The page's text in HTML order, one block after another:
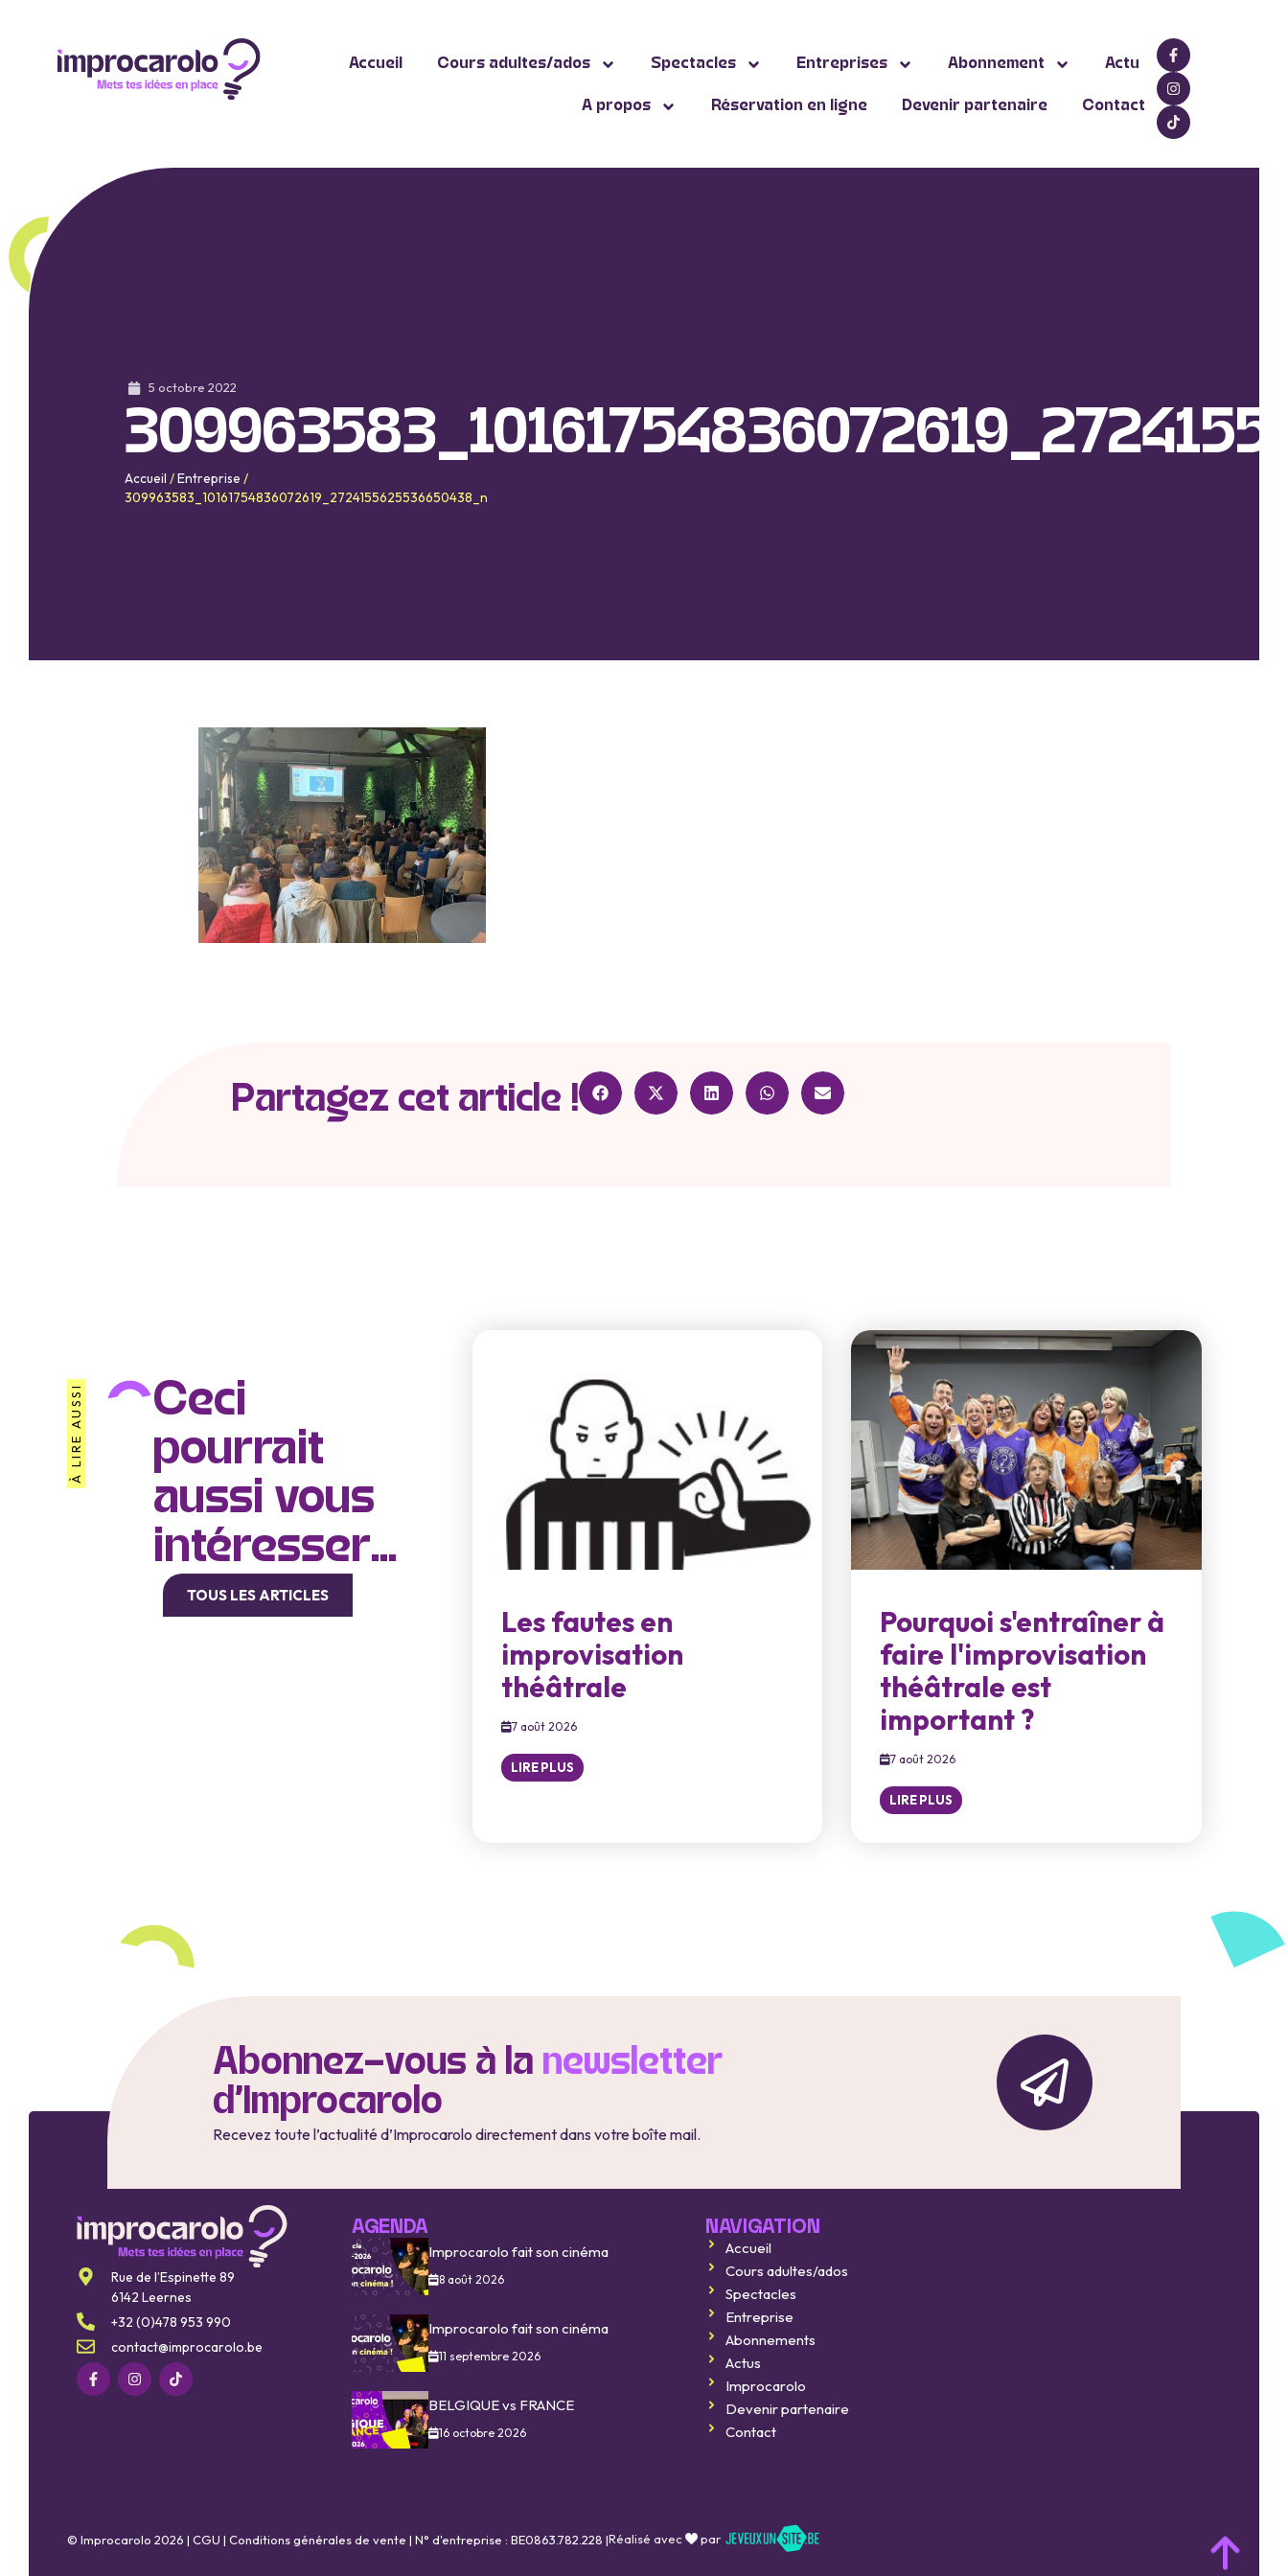
Accueil Cours adultes/ados Spectacles Entreprises Abonnement Actu
A propos Réservation en ligne Devenir partenaire Contact
5 octobre 2022
Accueil /Entreprise /
309963583_10161754836072619_2724155625536650438_n
Partagez cet article !
À LIRE AUSSI
Ceci
pourrait
aussi vous
intéresser...
TOUS LES ARTICLES
Les fautes en
improvisation
théâtrale
7 août 2026
LIRE PLUS
Pourquoi s'entraîner à
faire l'improvisation
théâtrale est
important ?
7 août 2026
LIRE PLUS
Abonnez-vous à la newsletter
d'Improcarolo
Recevez toute l’actualité d’Improcarolo directement dans votre boîte mail.
Rue de l’Espinette 89
6142 Leernes
+32 (0)478 953 990
contact@improcarolo.be
AGENDA
Improcarolo fait son cinéma
8 août 2026
Improcarolo fait son cinéma
11 septembre 2026
BELGIQUE vs FRANCE
16 octobre 2026
NAVIGATION
Accueil
Cours adultes/ados
Spectacles
Entreprise
Abonnements
Actus
Improcarolo
Devenir partenaire
Contact
© Improcarolo 2026 | CGU | Conditions générales de vente | N° d'entreprise : BE0863.782.228 |Réalisé avec par